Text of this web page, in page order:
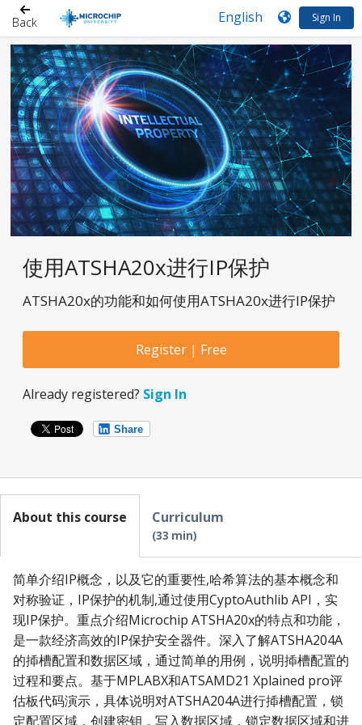
Back Sign In
使用ATSHA20x进行IP保护
ATSHA20x的功能和如何使用ATSHA20x进行IP保护
Register | Free
Already registered? Sign In
Share
About this course
简单介绍IP概念，以及它的重要性,哈希算法的基本概念和
对称验证，IP保护的机制,通过使用CyptoAuthlib API，实
现IP保护。重点介绍Microchip ATSHA20x的特点和功能，
是一款经济高效的IP保护安全器件。深入了解ATSHA204A
的揷槽配置和数据区域，通过简单的用例，说明揷槽配置的
过程和要点。基于MPLABX和ATSAMD21 Xplained pro评
估板代码演示，具体说明对ATSHA204A进行揷槽配置，锁
定配置区域，创建密钥，写入数据区域，锁定数据区域和进
Curriculum
33 min